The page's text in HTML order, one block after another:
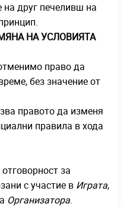
друг печеливш на
НА УСЛОВИЯТА
право да
без значение от
правото да изменя
правила в хода
за
с участие в Играта,
Организатора.